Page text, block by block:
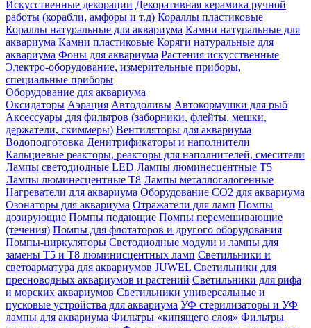
Искусственные декорации Декоративная керамика ручной
работы (корабли, амфоры и т.д) Кораллы пластиковые
Кораллы натуральные для аквариума Камни натуральные для
аквариума Камни пластиковые Коряги натуральные для
аквариума Фоны для аквариума Растения искусственные
Электро-оборудование, измерительные приборы,
специальные приборы
Оборудование для аквариума
Оксидаторы Аэрация Автодоливы Автокормушки для рыб
Аксессуары для фильтров (заборники, флейты, мешки,
держатели, скиммеры) Вентиляторы для аквариума
Водоподготовка Денитрификаторы и наполнители
Кальциевые реакторы, реакторы для наполнителей, смесители
Лампы светодиодные LED Лампы люминесцентные Т5
Лампы люминесцентные Т8 Лампы металлогалогенные
Нагреватели для аквариума Оборудование CO2 для аквариума
Озонаторы для аквариума Отражатели для ламп Помпы
дозирующие Помпы подающие Помпы перемешивающие
(течения) Помпы для флотаторов и другого оборудования
Помпы-циркуляторы Светодиодные модули и лампы для
замены Т5 и Т8 люминисцентных ламп Светильники и
светоарматура для аквариумов JUWEL Светильники для
пресноводных аквариумов и растений Светильники для рифа
и морских аквариумов Светильники универсальные и
пусковые устройства для аквариума УФ стерилизаторы и УФ
лампы для аквариума Фильтры «кипящего слоя» Фильтры